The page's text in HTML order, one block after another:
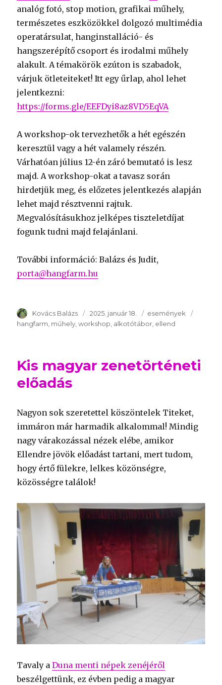
analóg fotó, stop motion, grafikai műhely,
természetes eszközökkel dolgozó multimédia
operatársulat, hanginstalláció- és
hangszerépítő csoport és irodalmi műhely
alakult. A témakörök ezúton is szabadok,
várjuk ötleteiteket! Itt egy űrlap, ahol lehet
jelentkezni:
https://forms.gle/EEFDyi8az8VD5EqVA
A workshop-ok tervezhetők a hét egészén
keresztül vagy a hét valamely részén.
Várhatóan július 12-én záró bemutató is lesz
majd. A workshop-okat a tavasz során
hirdetjük meg, és előzetes jelentkezés alapján
lehet majd résztvenni rajtuk.
Megvalósításukhoz jelképes tiszteletdíjat
fogunk tudni majd felajánlani.
További információ: Balázs és Judit,
porta@hangfarm.hu
Szerző
Kovács Balázs Publikálva
2025. január 18. Témakör
események
hangfarm műhely workshop alkotótábor ellend
Kis magyar zenetörténeti
előadás
Nagyon sok szeretettel köszöntelek Titeket,
immáron már harmadik alkalommal! Mindig
nagy várakozással nézek elébe, amikor
Ellendre jövök előadást tartani, mert tudom,
hogy értő fülekre, lelkes közönségre,
közösségre találok!
Tavaly aDuna menti népek zenéjéről
beszélgettünk, ez évben pedig a magyar